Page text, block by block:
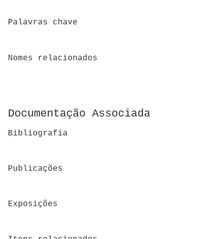
Palavras chave
Nomes relacionados
Documentação Associada
Bibliografia
Publicações
Exposições